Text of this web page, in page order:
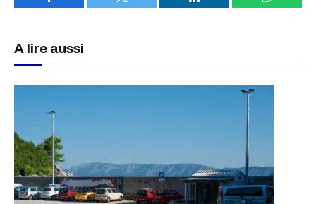
Facebook Twitter LinkedIn
A lire aussi